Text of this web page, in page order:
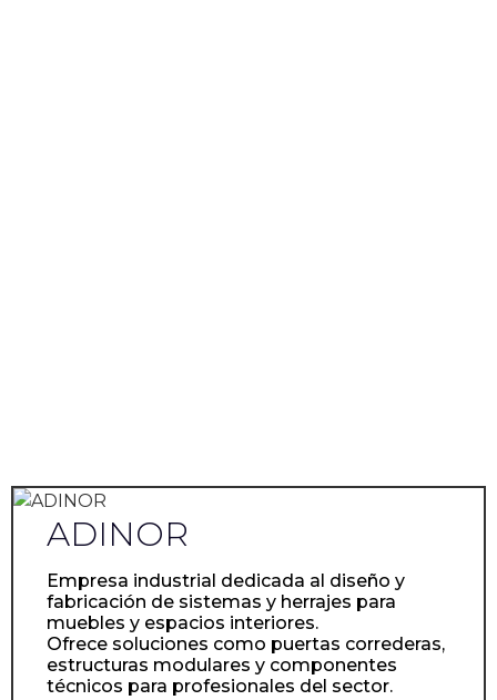
ADINOR
Empresa industrial dedicada al diseño y
fabricación de sistemas y herrajes para
muebles y espacios interiores.
Ofrece soluciones como puertas correderas,
estructuras modulares y componentes
técnicos para profesionales del sector.